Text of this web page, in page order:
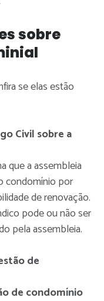
sobre
se elas estão
Civil sobre a
que a assembleia
condomínio por
de renovação.
pode ou não ser
pela assembleia.
de
de condomínio